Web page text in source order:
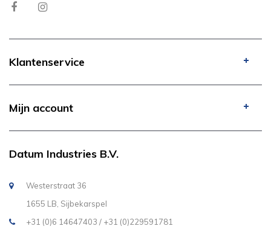
Klantenservice
Mijn account
Datum Industries B.V.
Westerstraat 36
1655 LB, Sijbekarspel
+31 (0)6 14647403 / +31 (0)229591781